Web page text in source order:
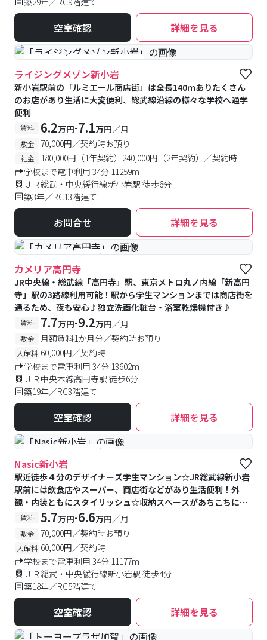
空室確認 詳細を見る
#食事付き #女性専用フロアあり
ライジングメゾン新小岩
新小岩駅前の「ルミエール商店街」は全長140ｍありたくさん
のお店があり生活に大変便利、総武線沿線の様々な学校へ通学
便利
賃料 6.2万円-7.1万円／月
敷金 70,000円／契約時お預り
礼金
180,000円（1年契約）240,000円（2年契約）／契約時
学校まで電車利用 34分 11259m
ＪＲ総武・中央緩行線新小岩駅 徒歩6分
築3年／RC13階建て
お問合せ 詳細を見る
#予約受付中 #空室待ち
カメリア高円寺
JR中央線・総武線「高円寺」駅、東京メトロ丸ノ内線「新高円
寺」駅の3路線利用可能！駅から学生マンションまでは商店街を
通るため、夜も安心♪独立洗面化粧台・浴室乾燥機付き♪
賃料 7.7万円-9.2万円／月
敷金 月額賃料1か月分／契約時お預り
入館料 60,000円／契約時
学校まで電車利用 34分 13602m
ＪＲ中央本線高円寺駅 徒歩6分
築19年／RC3階建て
空室確認 詳細を見る
#予約受付中 #空室待ち
Nasic新小岩
駅近徒歩４分のデザイナーズ学生マンション☆JR総武線新小岩
駅前には飲食店やスーパー、商店街などがあり生活便利！外
観・内装ともにスタイリッシュ☆収納スペースがあちこちにあ
るのも◎雨の日に便利な浴室乾燥機付が嬉しい♪
賃料 5.7万円-6.6万円／月
敷金 70,000円／契約時お預り
入館料 60,000円／契約時
学校まで電車利用 34分 11177m
ＪＲ総武・中央緩行線新小岩駅 徒歩4分
築18年／RC5階建て
空室確認 詳細を見る